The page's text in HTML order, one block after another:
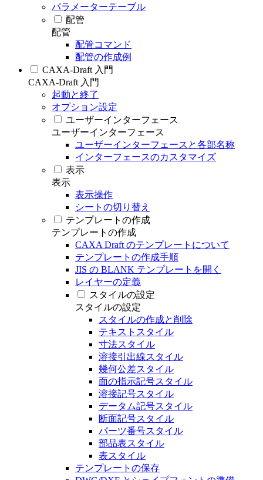
パラメーターテーブル
配管
配管
配管コマンド
配管の作成例
CAXA-Draft 入門
CAXA-Draft 入門
起動と終了
オプション設定
ユーザーインターフェース
ユーザーインターフェース
ユーザーインターフェースと各部名称
インターフェースのカスタマイズ
表示
表示
表示操作
シートの切り替え
テンプレートの作成
テンプレートの作成
CAXA Draft のテンプレートについて
テンプレートの作成手順
JIS の BLANK テンプレートを開く
レイヤーの定義
スタイルの設定
スタイルの設定
スタイルの作成と削除
テキストスタイル
寸法スタイル
溶接引出線スタイル
幾何公差スタイル
面の指示記号スタイル
溶接記号スタイル
データム記号スタイル
断面記号スタイル
パーツ番号スタイル
部品表スタイル
表スタイル
テンプレートの保存